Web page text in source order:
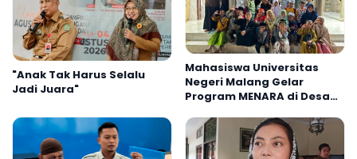
"Anak Tak Harus Selalu
Jadi Juara"
Mahasiswa Universitas
Negeri Malang Gelar
Program MENARA di Desa